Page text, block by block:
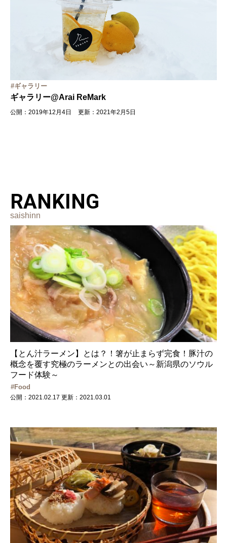
ギャラリー
ギャラリー@Arai ReMark
公開：2019年12月4日 更新：2021年2月5日
RANKING
saishinn
【とん汁ラーメン】とは？！箸が止まらず完食！豚汁の
概念を覆す究極のラーメンとの出会い～新潟県のソウル
フード体験～
Food
公開：2021.02.17 更新：2021.03.01